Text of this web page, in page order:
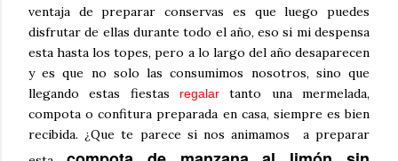
ventaja de preparar conservas es que luego puedes
disfrutar de ellas durante todo el año, eso si mi despensa
esta hasta los topes, pero a lo largo del año desaparecen
y es que no solo las consumimos nosotros, sino que
llegando estas fiestas
regalar tanto una mermelada,
compota o confitura preparada en casa, siempre es bien
recibida. ¿Que te parece si nos animamos a preparar